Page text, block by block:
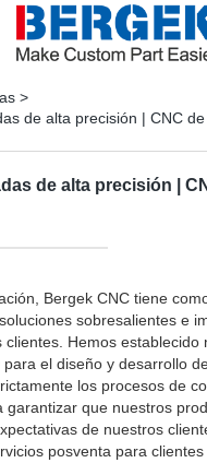
>
de alta precisión | CNC
de alta precisión |
Bergek CNC tiene
sobresalientes e
clientes. Hemos establecido
el diseño y desarrollo
los procesos de
garantizar que nuestros
de nuestros
posventa para